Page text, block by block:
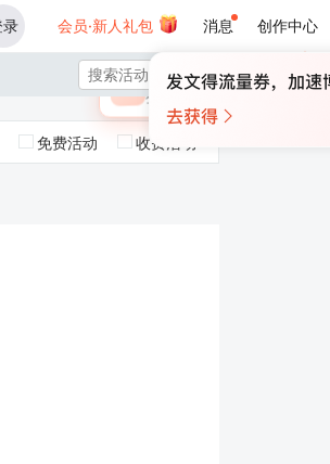
录 会员·新人礼包 消息 创作中心
×
🎁 未登录
登录领取最高

免费活动 收费活动